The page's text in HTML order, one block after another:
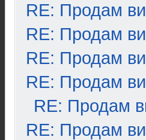
RE: Продам
RE: Продам
RE: Продам
RE: Продам
RE: Продам
RE: Продам